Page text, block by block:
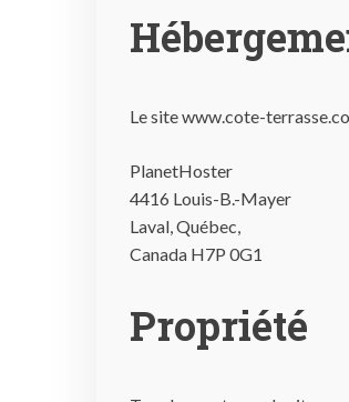
Le site www.cote-
PlanetHoster
4416 Louis-B.-Mayer
Laval, Québec,
Canada H7P 0G1
Propriété